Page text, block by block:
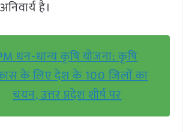
है।
धन-धान्य कृषि योजना: कृषि
के लिए देश के 100 जिलों का
चयन, उत्तर प्रदेश शीर्ष पर